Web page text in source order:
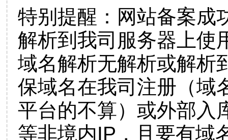
特别提醒：网站备案成
解析到我司服务器上使
域名解析无解析或解析
保域名在我司注册（域
平台的不算）或外部入
等非境内IP，且要有域